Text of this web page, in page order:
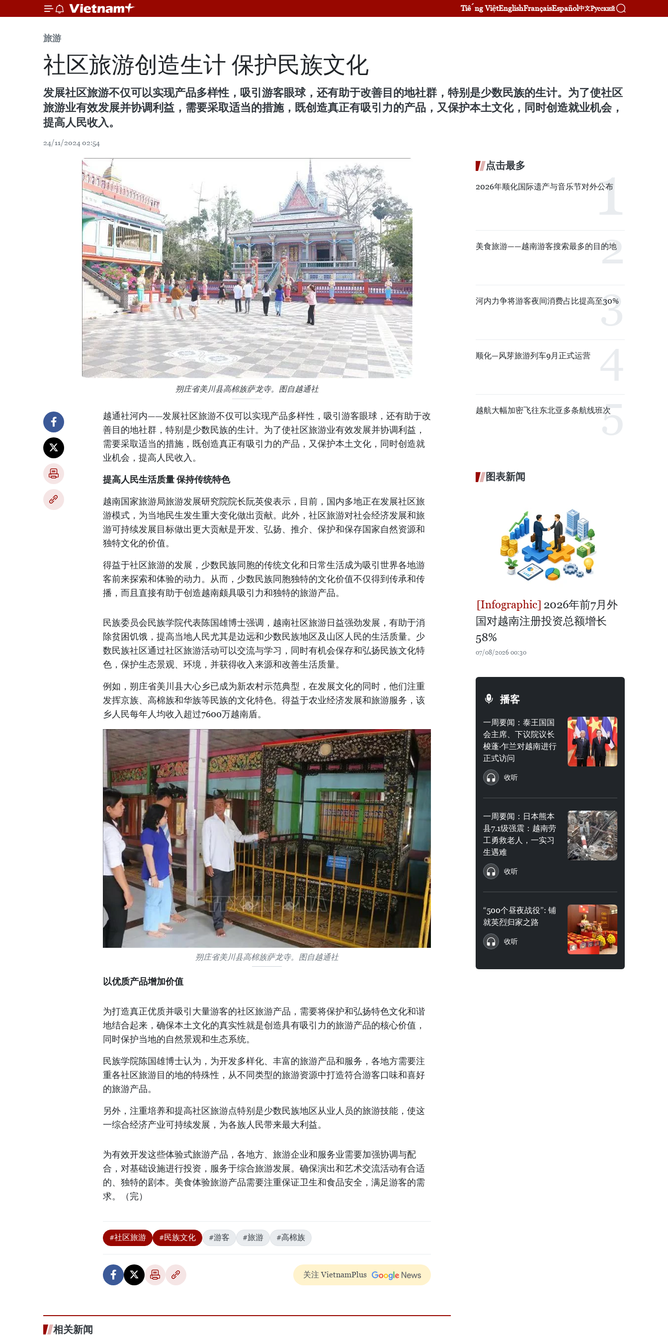
Tiếng ViệtEnglishFrançaisEspañol中文Русский
旅游
社区旅游创造生计 保护民族文化
发展社区旅游不仅可以实现产品多样性，吸引游客眼球，还有助于改善目的地社群，特别是少数民族的生计。为了使社区
旅游业有效发展并协调利益，需要采取适当的措施，既创造真正有吸引力的产品，又保护本土文化，同时创造就业机会，
提高人民收入。
24/11/2024 02:54
朔庄省美川县高棉族萨龙寺。图自越通社
越通社河内——发展社区旅游不仅可以实现产品多样性，吸引游客眼球，还有助于改
善目的地社群，特别是少数民族的生计。为了使社区旅游业有效发展并协调利益，
需要采取适当的措施，既创造真正有吸引力的产品，又保护本土文化，同时创造就
业机会，提高人民收入。
提高人民生活质量 保持传统特色
越南国家旅游局旅游发展研究院院长阮英俊表示，目前，国内多地正在发展社区旅
游模式，为当地民生发生重大变化做出贡献。此外，社区旅游对社会经济发展和旅
游可持续发展目标做出更大贡献是开发、弘扬、推介、保护和保存国家自然资源和
独特文化的价值。
得益于社区旅游的发展，少数民族同胞的传统文化和日常生活成为吸引世界各地游
客前来探索和体验的动力。从而，少数民族同胞独特的文化价值不仅得到传承和传
播，而且直接有助于创造越南颇具吸引力和独特的旅游产品。
民族委员会民族学院代表陈国雄博士强调，越南社区旅游日益强劲发展，有助于消
除贫困饥饿，提高当地人民尤其是边远和少数民族地区及山区人民的生活质量。少
数民族社区通过社区旅游活动可以交流与学习，同时有机会保存和弘扬民族文化特
色，保护生态景观、环境，并获得收入来源和改善生活质量。
例如，朔庄省美川县大心乡已成为新农村示范典型，在发展文化的同时，他们注重
发挥京族、高棉族和华族等民族的文化特色。得益于农业经济发展和旅游服务，该
乡人民每年人均收入超过7600万越南盾。
朔庄省美川县高棉族萨龙寺。图自越通社
以优质产品增加价值
为打造真正优质并吸引大量游客的社区旅游产品，需要将保护和弘扬特色文化和谐
地结合起来，确保本土文化的真实性就是创造具有吸引力的旅游产品的核心价值，
同时保护当地的自然景观和生态系统。
民族学院陈国雄博士认为，为开发多样化、丰富的旅游产品和服务，各地方需要注
重各社区旅游目的地的特殊性，从不同类型的旅游资源中打造符合游客口味和喜好
的旅游产品。
另外，注重培养和提高社区旅游点特别是少数民族地区从业人员的旅游技能，使这
一综合经济产业可持续发展，为各族人民带来最大利益。
为有效开发这些体验式旅游产品，各地方、旅游企业和服务业需要加强协调与配
合，对基础设施进行投资，服务于综合旅游发展。确保演出和艺术交流活动有合适
的、独特的剧本。美食体验旅游产品需要注重保证卫生和食品安全，满足游客的需
求。（完）
#社区旅游 #民族文化 #游客 #旅游 #高棉族
关注 VietnamPlus
相关新闻
点击最多
2026年顺化国际遗产与音乐节对外公布
美食旅游——越南游客搜索最多的目的地
河内力争将游客夜间消费占比提高至30%
顺化—风芽旅游列车9月正式运营
越航大幅加密飞往东北亚多条航线班次
图表新闻
2026年前7月外
国对越南注册投资总额增长
58%
07/08/2026 00:30
播客
一周要闻：泰王国国
会主席、下议院议长
梭蓬·乍兰对越南进行
正式访问
收听
一周要闻：日本熊本
县7.1级强震：越南劳
工勇救老人，一实习
生遇难
收听
“500个昼夜战役”: 铺
就英烈归家之路
收听